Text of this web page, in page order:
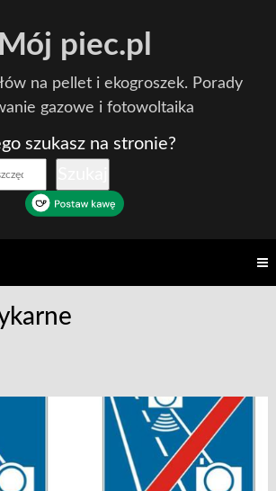
Mój piec.pl
na pellet i ekogroszek. Porady
gazowe i fotowoltaika
szukasz na stronie?